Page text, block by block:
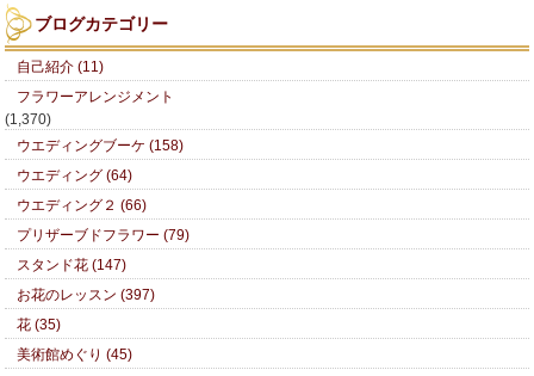
ブログカテゴリー
自己紹介 (11)
フラワーアレンジメント
(1,370)
ウエディングブーケ (158)
ウエディング (64)
ウエディング２ (66)
プリザーブドフラワー (79)
スタンド花 (147)
お花のレッスン (397)
花 (35)
美術館めぐり (45)